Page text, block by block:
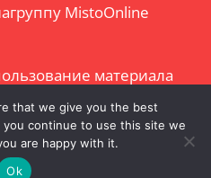
MistoOnline
материала
с
that we give you the best
continue to use this site we
are happy with it.
Ok